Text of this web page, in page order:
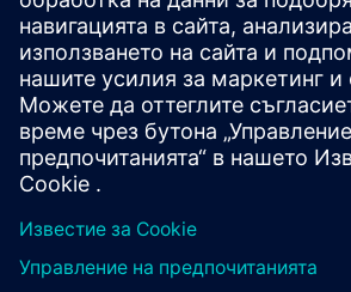
Спечеля ли
Какъв софтуер е